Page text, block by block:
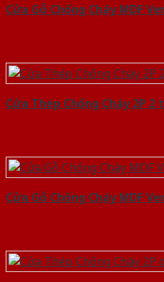
Cửa Gỗ Chống Cháy MDF
Cửa Thép Chống Cháy 2P
Cửa Gỗ Chống Cháy MDF